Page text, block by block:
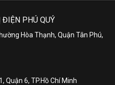
ĐIỆN PHÚ QUÝ
Hòa Thạnh, Quận Tân Phú,
Quận 6, TP.Hồ Chí Minh